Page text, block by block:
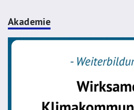
Akademie